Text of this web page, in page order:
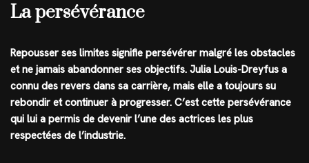
La persévérance
Repousser ses limites signifie persévérer malgré les obstacles
et ne jamais abandonner ses objectifs. Julia Louis-Dreyfus a
connu des revers dans sa carrière, mais elle a toujours su
rebondir et continuer à progresser. C’est cette persévérance
qui lui a permis de devenir l’une des actrices les plus
respectées de l’industrie.